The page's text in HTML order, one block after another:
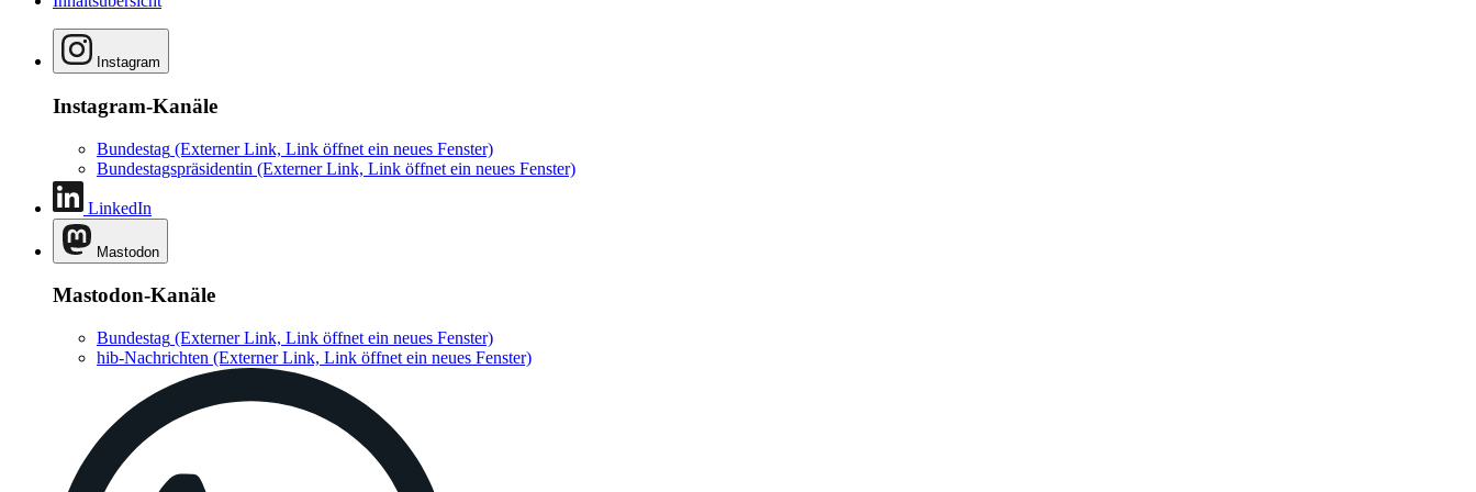
Instagram
Instagram-Kanäle
Bundestag (Externer Link, Link öffnet ein neues Fenster)
Bundestagspräsidentin (Externer Link, Link öffnet ein neues Fenster)
LinkedIn
Mastodon
Mastodon-Kanäle
Bundestag (Externer Link, Link öffnet ein neues Fenster)
hib-Nachrichten (Externer Link, Link öffnet ein neues Fenster)